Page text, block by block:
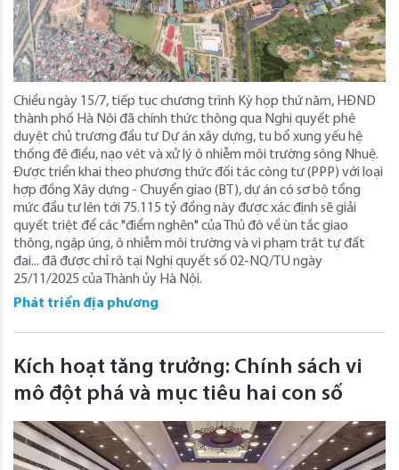
Chiều ngày 15/7, tiếp tục chương trình Kỳ họp thứ năm, HĐND
thành phố Hà Nội đã chính thức thông qua Nghị quyết phê
duyệt chủ trương đầu tư Dự án xây dựng, tu bổ xung yếu hệ
thống đê điều, nạo vét và xử lý ô nhiễm môi trường sông Nhuệ.
Được triển khai theo phương thức đối tác công tư (PPP) với loại
hợp đồng Xây dựng - Chuyển giao (BT), dự án có sơ bộ tổng
mức đầu tư lên tới 75.115 tỷ đồng này được xác định sẽ giải
quyết triệt để các "điểm nghẽn" của Thủ đô về ùn tắc giao
thông, ngập úng, ô nhiễm môi trường và vi phạm trật tự đất
đai... đã được chỉ rõ tại Nghị quyết số 02-NQ/TU ngày
25/11/2025 của Thành ủy Hà Nội.
Phát triển địa phương
Kích hoạt tăng trưởng: Chính sách vi
mô đột phá và mục tiêu hai con số